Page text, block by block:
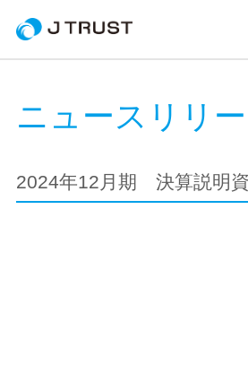
ニュースリリ
2024年12月期 決算説明